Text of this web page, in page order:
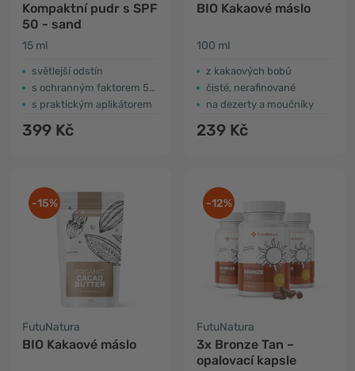
Kompaktní pudr s SPF
50 - sand
15 ml
světlejší odstín
s ochranným faktorem 50+
s praktickým aplikátorem
399 Kč
BIO Kakaové máslo
100 ml
z kakaových bobů
čisté, nerafinované
na dezerty a moučníky
239 Kč
-15%
FutuNatura
BIO Kakaové máslo
-12%
FutuNatura
3x Bronze Tan –
opalovací kapsle